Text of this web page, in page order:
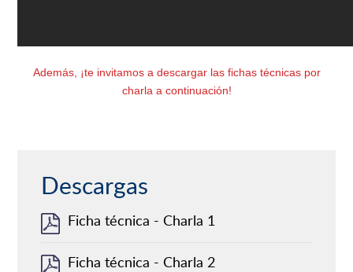
Además, ¡te invitamos a descargar las fichas técnicas por
charla a continuación!
Descargas
Ficha técnica - Charla 1
Ficha técnica - Charla 2